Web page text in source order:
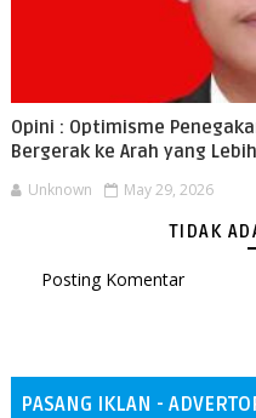
Opini : Optimisme
Bergerak ke Arah yang
Unknown May 29, 2026
TIDAK
Posting Komentar
PASANG IKLAN -